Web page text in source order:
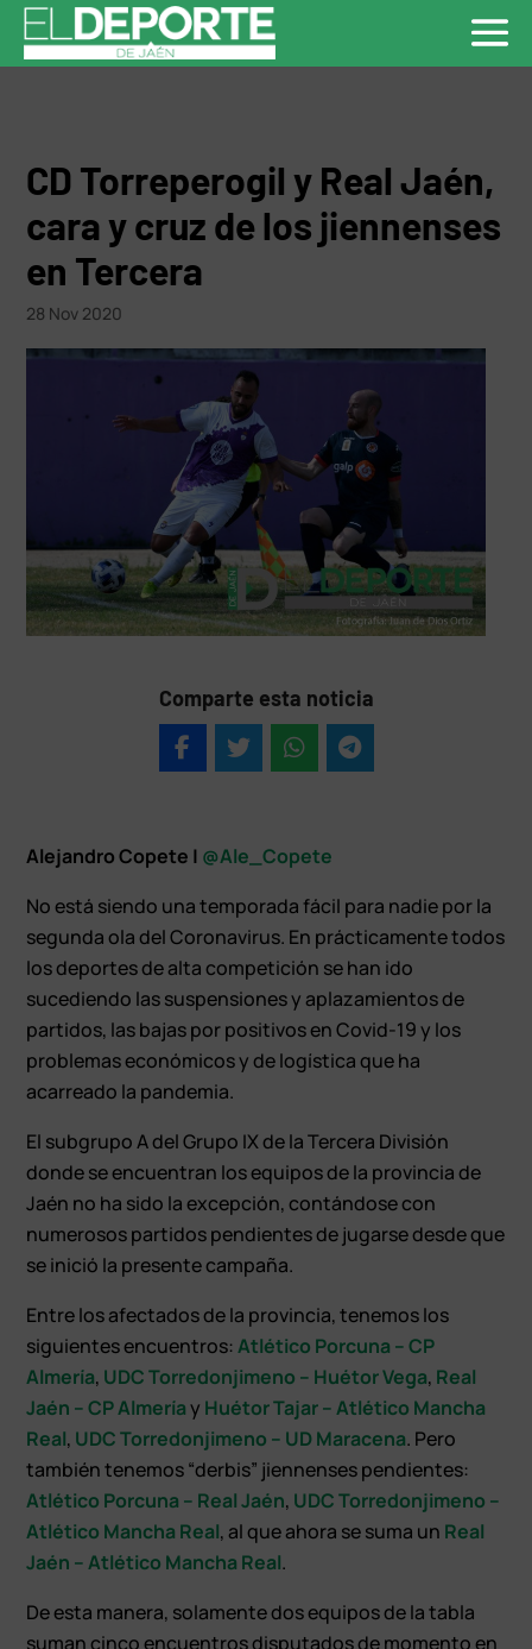
CD Torreperogil y Real Jaén,
cara y cruz de los jiennenses
en Tercera
28 Nov 2020
Comparte esta noticia
Alejandro Copete | @Ale_Copete
No está siendo una temporada fácil para nadie por la
segunda ola del Coronavirus. En prácticamente todos
los deportes de alta competición se han ido
sucediendo las suspensiones y aplazamientos de
partidos, las bajas por positivos en Covid-19 y los
problemas económicos y de logística que ha
acarreado la pandemia.
El subgrupo A del Grupo IX de la Tercera División
donde se encuentran los equipos de la provincia de
Jaén no ha sido la excepción, contándose con
numerosos partidos pendientes de jugarse desde que
se inició la presente campaña.
Entre los afectados de la provincia, tenemos los
siguientes encuentros:Atlético Porcuna – CP
Almería, UDC Torredonjimeno – Huétor Vega, Real
Jaén – CP Almeríay Huétor Tajar – Atlético Mancha
Real, UDC Torredonjimeno – UD Maracena. Pero
también tenemos “derbis” jiennenses pendientes:
Atlético Porcuna – Real Jaén, UDC Torredonjimeno –
Atlético Mancha Real, al que ahora se suma un Real
Jaén – Atlético Mancha Real.
De esta manera, solamente dos equipos de la tabla
suman cinco encuentros disputados de momento en